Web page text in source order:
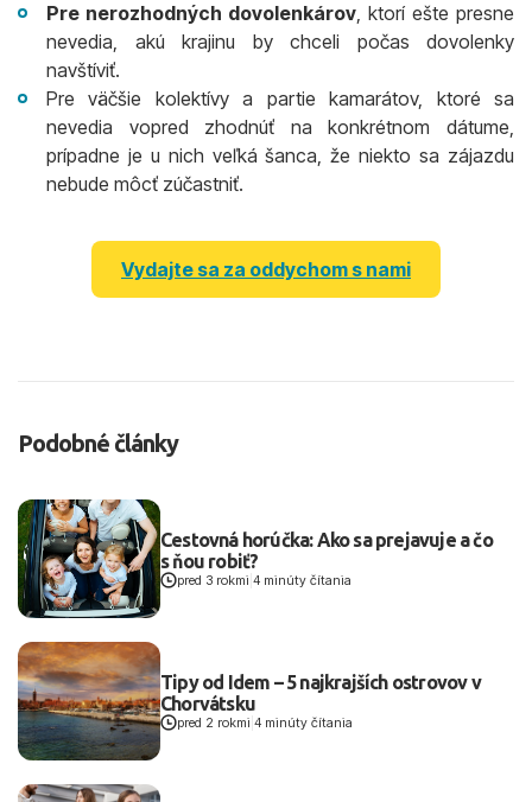
Pre nerozhodných dovolenkárov, ktorí ešte presne
nevedia, akú krajinu by chceli počas dovolenky
navštíviť.
Pre väčšie kolektívy a partie kamarátov, ktoré sa
nevedia vopred zhodnúť na konkrétnom dátume,
prípadne je u nich veľká šanca, že niekto sa zájazdu
nebude môcť zúčastniť.
Vydajte sa za oddychom s nami
Podobné články
Cestovná horúčka: Ako sa prejavuje a čo
s ňou robiť?
pred 3 rokmi 4 minúty čítania
Tipy od Idem – 5 najkrajších ostrovov v
Chorvátsku
pred 2 rokmi 4 minúty čítania